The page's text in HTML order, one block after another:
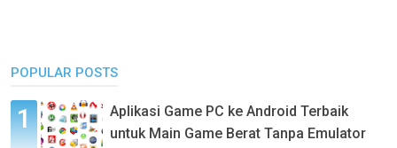
POPULAR POSTS
Aplikasi Game PC ke Android Terbaik
untuk Main Game Berat Tanpa Emulator